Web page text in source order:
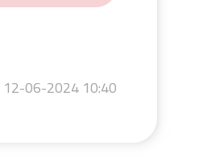
12-06-2024 10:40